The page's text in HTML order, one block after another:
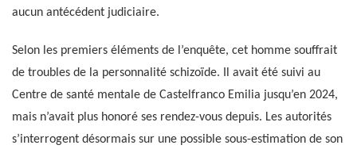
aucun antécédent judiciaire.
Selon les premiers éléments de l’enquête, cet homme souffrait
de troubles de la personnalité schizoïde. Il avait été suivi au
Centre de santé mentale de Castelfranco Emilia jusqu’en 2024,
mais n’avait plus honoré ses rendez-vous depuis. Les autorités
s’interrogent désormais sur une possible sous-estimation de son